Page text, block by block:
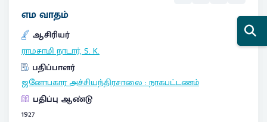
எம வாதம்
ஆசிரியர்
ராமசாமி நாடார், S. K.
பதிப்பாளர்
ஜனோபகார அச்சியந்திரசாலை:நாகபட்டணம்
பதிப்பு ஆண்டு
1927